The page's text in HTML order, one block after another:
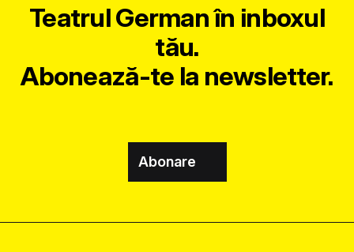
Teatrul German în inboxul
tău.
Abonează-te la newsletter.
Abonare